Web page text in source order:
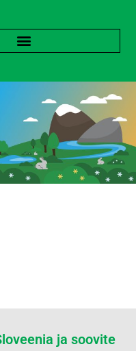
ja soovite